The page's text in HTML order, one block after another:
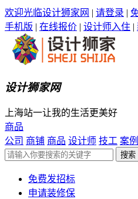
欢迎光临设计狮家网 | 请登录 |
手机版 | 在线报价 | 设计师入住 |
设计狮家网
上海站一让我的生活更美好
商品
公司 商铺 商品 设计师 技工 案例
免费发招标
申请装修保